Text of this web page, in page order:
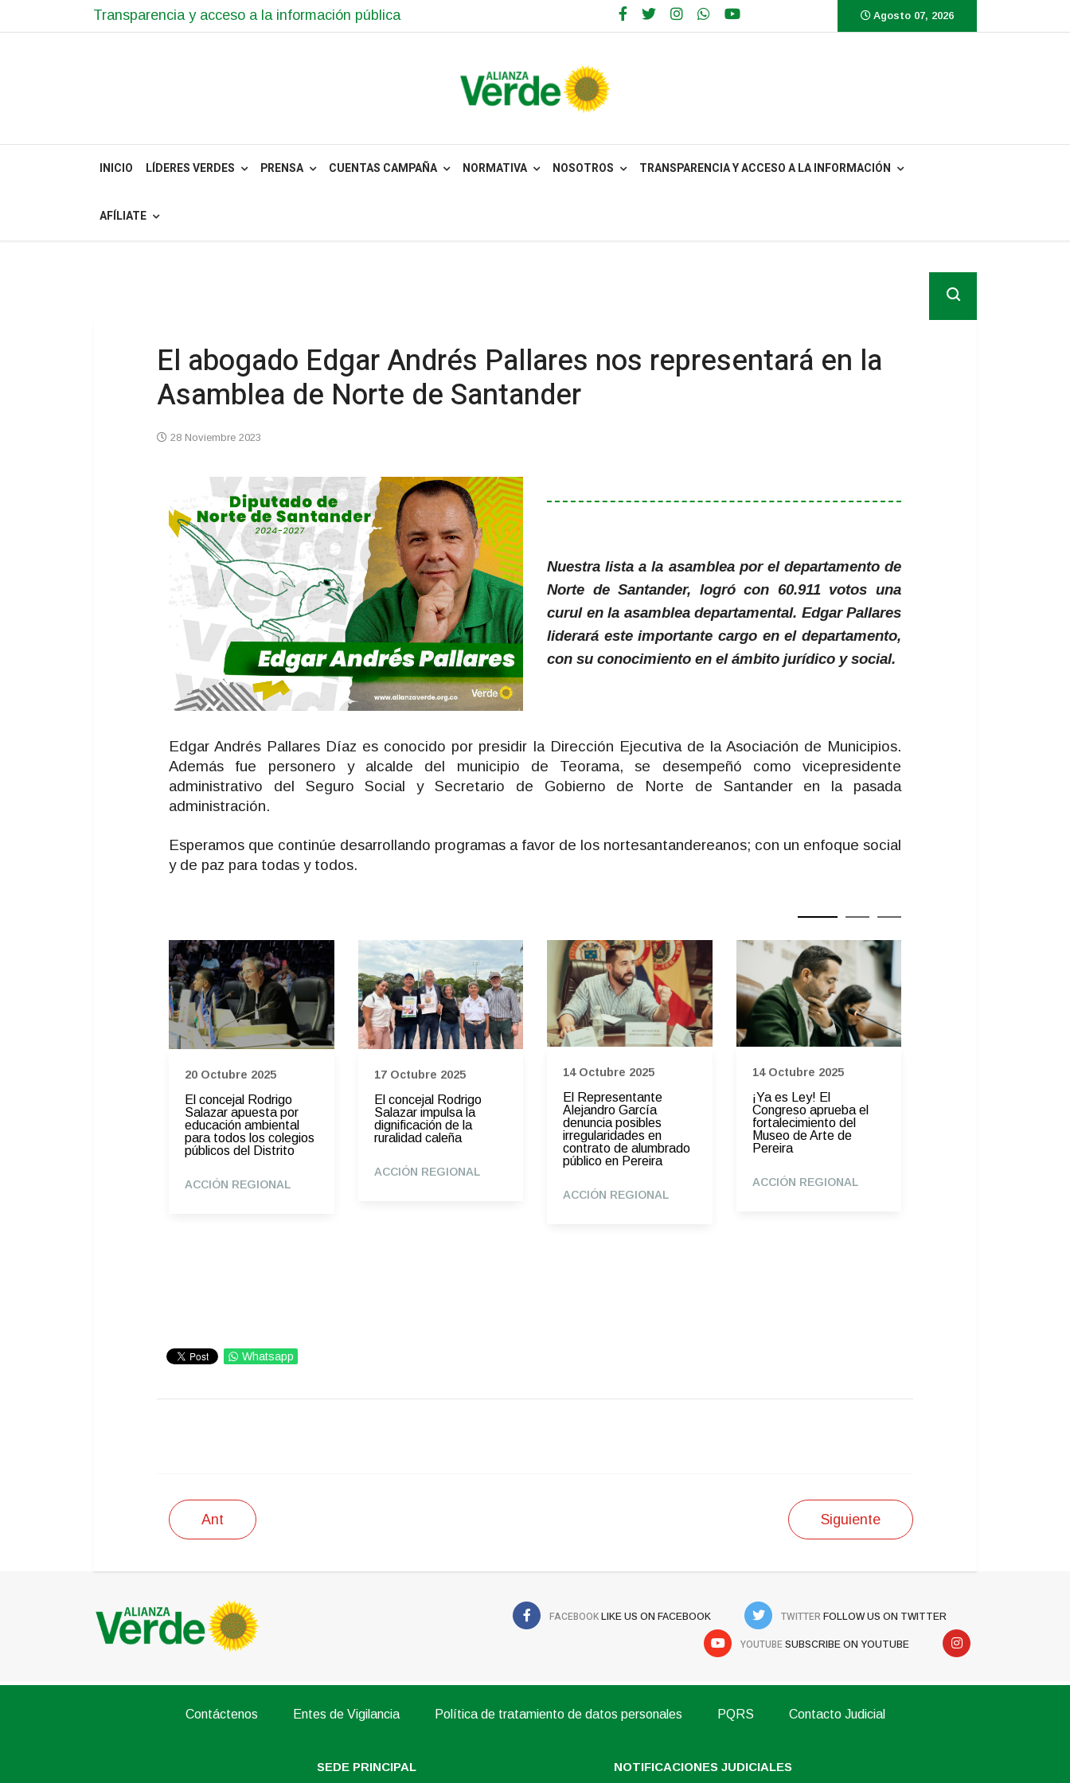
Transparencia y acceso a la información pública Agosto 07, 2026
INICIO LÍDERES VERDES PRENSA CUENTAS CAMPAÑA NORMATIVA NOSOTROS TRANSPARENCIA Y ACCESO A LA INFORMACIÓN
AFÍLIATE
El abogado Edgar Andrés Pallares nos representará en la
Asamblea de Norte de Santander
28 Noviembre 2023
Nuestra lista a la asamblea por el departamento de
Norte de Santander, logró con 60.911 votos una
curul en la asamblea departamental. Edgar Pallares
liderará este importante cargo en el departamento,
con su conocimiento en el ámbito jurídico y social.
Edgar Andrés Pallares Díaz es conocido por presidir la Dirección Ejecutiva de la Asociación de Municipios.
Además fue personero y alcalde del municipio de Teorama, se desempeñó como vicepresidente
administrativo del Seguro Social y Secretario de Gobierno de Norte de Santander en la pasada
administración.
Esperamos que continúe desarrollando programas a favor de los nortesantandereanos; con un enfoque social
y de paz para todas y todos.
20 Octubre 2025
El concejal Rodrigo
Salazar apuesta por
educación ambiental
para todos los colegios
públicos del Distrito
ACCIÓN REGIONAL
17 Octubre 2025
El concejal Rodrigo
Salazar impulsa la
dignificación de la
ruralidad caleña
ACCIÓN REGIONAL
14 Octubre 2025
El Representante
Alejandro García
denuncia posibles
irregularidades en
contrato de alumbrado
público en Pereira
ACCIÓN REGIONAL
14 Octubre 2025
¡Ya es Ley! El
Congreso aprueba el
fortalecimiento del
Museo de Arte de
Pereira
ACCIÓN REGIONAL
Whatsapp
Ant Siguiente
FACEBOOK LIKE US ON FACEBOOK TWITTER FOLLOW US ON TWITTER
YOUTUBE SUBSCRIBE ON YOUTUBE
Contáctenos Entes de Vigilancia Política de tratamiento de datos personales PQRS Contacto Judicial
SEDE PRINCIPAL
NOTIFICACIONES JUDICIALES